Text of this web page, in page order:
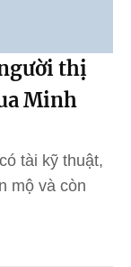
thị
Minh
tài kỹ thuật,
mộ và còn